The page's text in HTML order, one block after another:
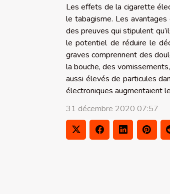
Les effets de la cigarette
le tabagisme. Les
des preuves qui stipulent
le potentiel de réduire le
graves comprennent des
la bouche, des
aussi élevés de particules
électroniques augmentaient
31 décembre 2020 07:57